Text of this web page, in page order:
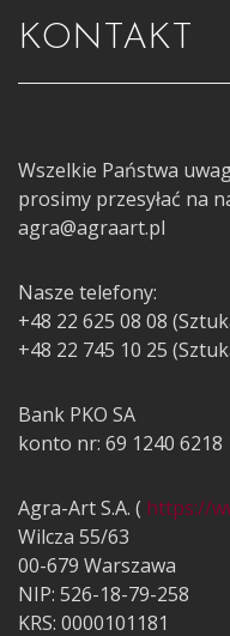
KONTAKT
Wszelkie Państwa
prosimy przesyłać na
agra@agraart.pl
Nasze telefony:
+48 22 625 08 08
+48 22 745 10 25
Bank PKO SA
konto nr: 69 1240 6218
Agra-Art S.A. ( https://
Wilcza 55/63
00-679 Warszawa
NIP: 526-18-79-258
KRS: 0000101181